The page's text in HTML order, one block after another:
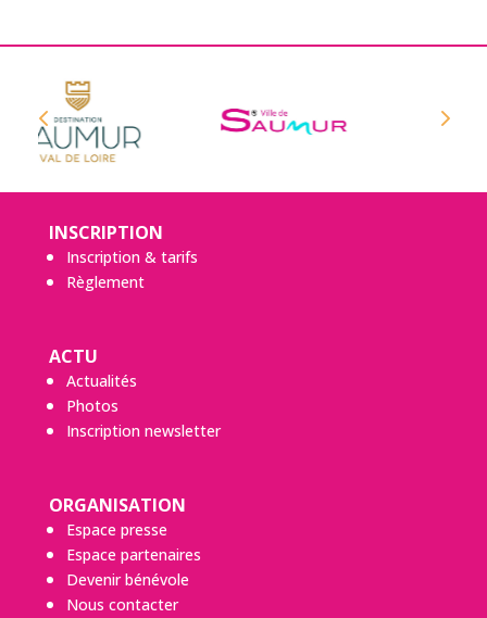
INSCRIPTION
Inscription & tarifs
Règlement
ACTU
Actualités
Photos
Inscription newsletter
ORGANISATION
Espace presse
Espace partenaires
Devenir bénévole
Nous contacter